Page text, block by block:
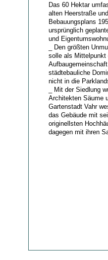
Das 60 Hektar
alten Heerstraße
Bebauungsplans
ursprünglich
und
_ Den größten
solle als Mittelpunkt
städtebauliche
nicht in die
_ Mit der Siedlung
Architekten Säume
Gartenstadt Vahr
das Gebäude mit
originellsten
dagegen mit ihren